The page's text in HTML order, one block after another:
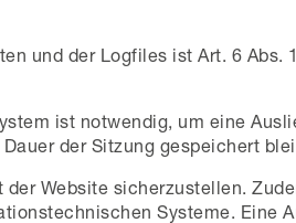
und der Logfiles ist Art. 6 Abs.
ist notwendig, um eine
der Sitzung gespeichert
Website sicherzustellen.
Systeme. Eine